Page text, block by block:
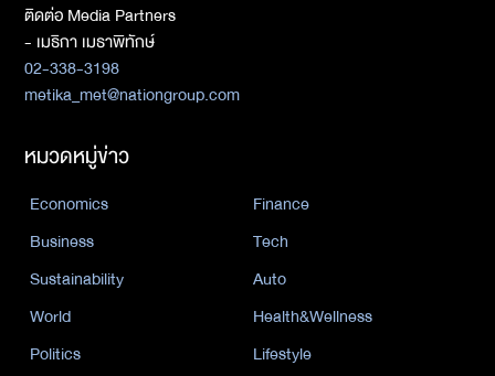
ติดต่อ Media Partners
- เมธิกา เมธาพิทักษ์
02-338-3198
metika_met@nationgroup.com
หมวดหมู่ข่าว
Economics
Finance
Business
Tech
Sustainability
Auto
World
Health&Wellness
Politics
Lifestyle